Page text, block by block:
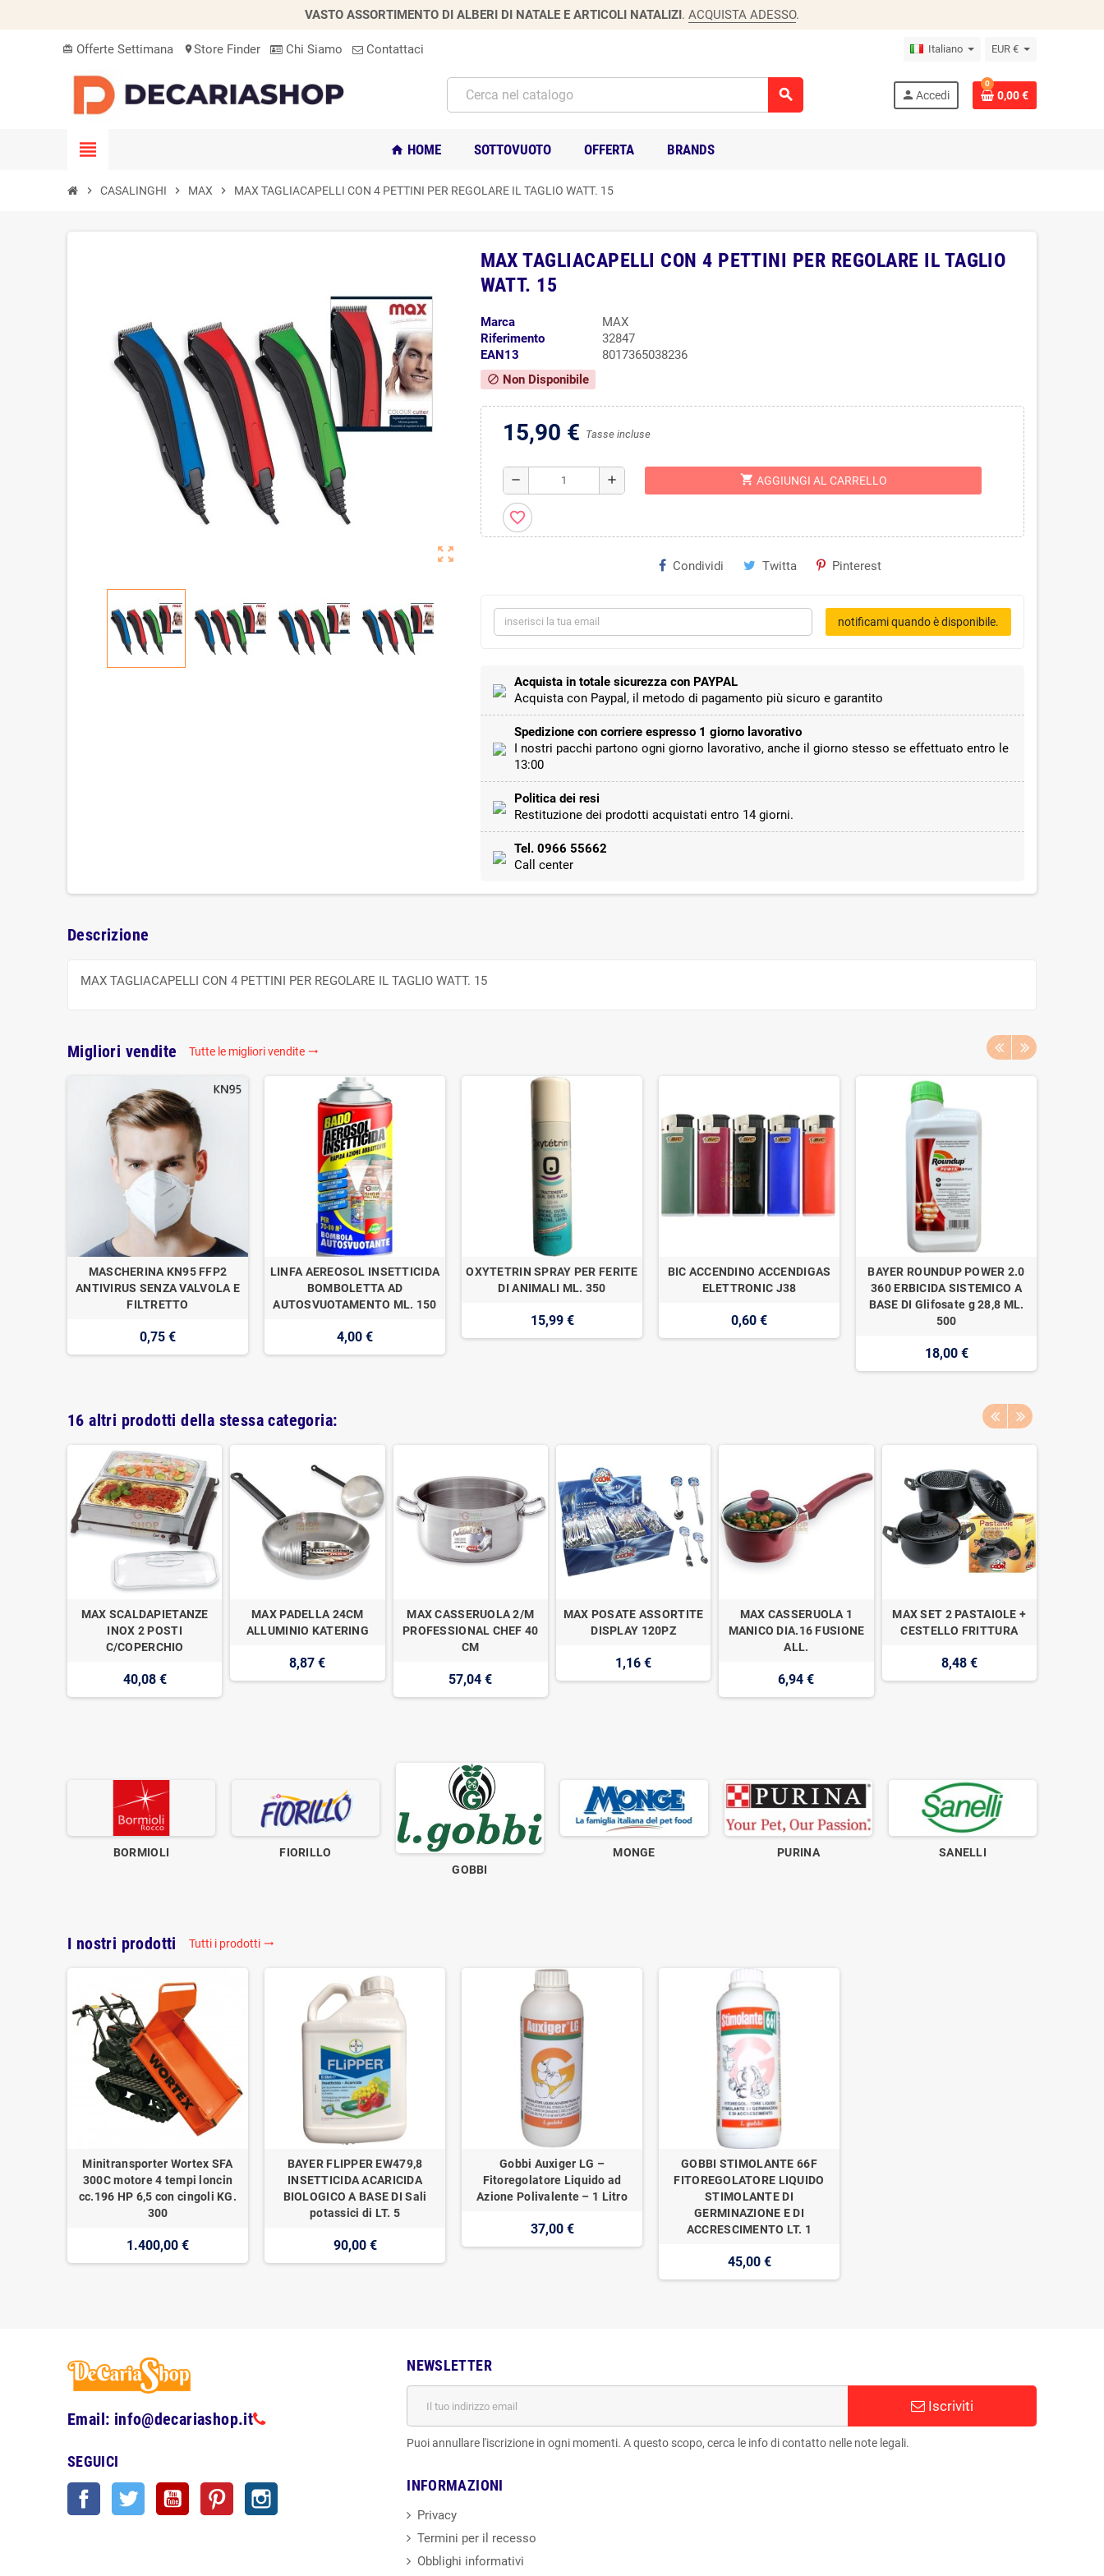
VASTO ASSORTIMENTO DI ALBERI DI NATALE E ARTICOLI NATALIZI. ACQUISTA ADESSO.
card_giftcard Offerte Settimana location_onStore Finder Chi Siamo Contattaci Italiano EUR €
search person Accedi
0
0,00 €
view_headline home HOME SOTTOVUOTO OFFERTA BRANDS
chevron_right CASALINGHI chevron_right MAX chevron_right MAX TAGLIACAPELLI CON 4 PETTINI PER REGOLARE IL TAGLIO WATT. 15
zoom_out_map
MAX TAGLIACAPELLI CON 4 PETTINI PER REGOLARE IL TAGLIO
WATT. 15
Marca
MAX
Riferimento
32847
EAN13
8017365038236
block Non Disponibile
15,90 € Tasse incluse
remove add shopping_cart AGGIUNGI AL CARRELLO
favorite_border
Condividi Twitta Pinterest
notificami quando è disponibile.
Acquista in totale sicurezza con PAYPAL
Acquista con Paypal, il metodo di pagamento più sicuro e garantito
Spedizione con corriere espresso 1 giorno lavorativo
I nostri pacchi partono ogni giorno lavorativo, anche il giorno stesso se effettuato entro le
13:00
Politica dei resi
Restituzione dei prodotti acquistati entro 14 giorni.
Tel. 0966 55662
Call center
Descrizione
MAX TAGLIACAPELLI CON 4 PETTINI PER REGOLARE IL TAGLIO WATT. 15
Migliori vendite Tutte le migliori vendite 
MASCHERINA KN95 FFP2
ANTIVIRUS SENZA VALVOLA E
FILTRETTO
0,75 €
LINFA AEREOSOL INSETTICIDA
BOMBOLETTA AD
AUTOSVUOTAMENTO ML. 150
4,00 €
OXYTETRIN SPRAY PER FERITE
DI ANIMALI ML. 350
15,99 €
BIC ACCENDINO ACCENDIGAS
ELETTRONIC J38
0,60 €
BAYER ROUNDUP POWER 2.0
360 ERBICIDA SISTEMICO A
BASE DI Glifosate g 28,8 ML.
500
18,00 €
16 altri prodotti della stessa categoria:
MAX SCALDAPIETANZE
INOX 2 POSTI
C/COPERCHIO
40,08 €
MAX PADELLA 24CM
ALLUMINIO KATERING
8,87 €
MAX CASSERUOLA 2/M
PROFESSIONAL CHEF 40
CM
57,04 €
MAX POSATE ASSORTITE
DISPLAY 120PZ
1,16 €
MAX CASSERUOLA 1
MANICO DIA.16 FUSIONE
ALL.
6,94 €
MAX SET 2 PASTAIOLE +
CESTELLO FRITTURA
8,48 €
BORMIOLI
FIORILLO
GOBBI
MONGE PURINA SANELLI
I nostri prodotti Tutti i prodotti trending_flat
Minitransporter Wortex SFA
300C motore 4 tempi loncin
cc.196 HP 6,5 con cingoli KG.
300
1.400,00 €
BAYER FLIPPER EW479,8
INSETTICIDA ACARICIDA
BIOLOGICO A BASE DI Sali
potassici di LT. 5
90,00 €
Gobbi Auxiger LG –
Fitoregolatore Liquido ad
Azione Polivalente – 1 Litro
37,00 €
GOBBI STIMOLANTE 66F
FITOREGOLATORE LIQUIDO
STIMOLANTE DI
GERMINAZIONE E DI
ACCRESCIMENTO LT. 1
45,00 €
Email: info@decariashop.it
SEGUICI
Facebook Twitter YouTube Pinterest
NEWSLETTER
Iscriviti
Puoi annullare l'iscrizione in ogni momenti. A questo scopo, cerca le info di contatto nelle note legali.
INFORMAZIONI
Privacy
Termini per il recesso
Obblighi informativi